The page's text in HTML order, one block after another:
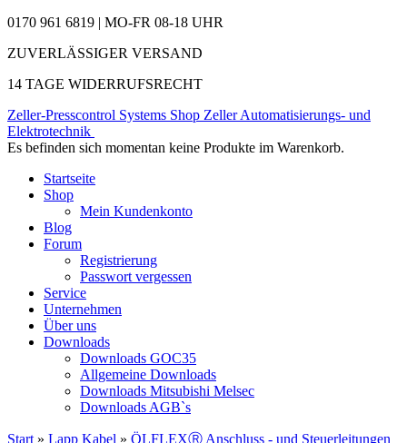
0170 961 6819 | MO-FR 08-18 UHR
ZUVERLÄSSIGER VERSAND
14 TAGE WIDERRUFSRECHT
Zeller-Presscontrol Systems Shop Zeller Automatisierungs- und
Elektrotechnik
Es befinden sich momentan keine Produkte im Warenkorb.
Startseite
Shop
Mein Kundenkonto
Blog
Forum
Registrierung
Passwort vergessen
Service
Unternehmen
Über uns
Downloads
Downloads GOC35
Allgemeine Downloads
Downloads Mitsubishi Melsec
Downloads AGB`s
Start » Lapp Kabel » ÖLFLEXⓇ Anschluss - und Steuerleitungen